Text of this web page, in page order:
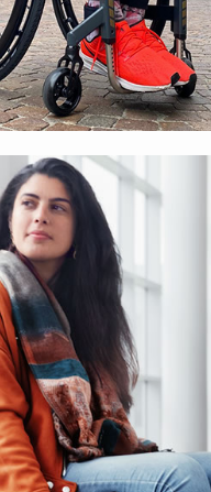
STABLER
& WAKEBOARDER